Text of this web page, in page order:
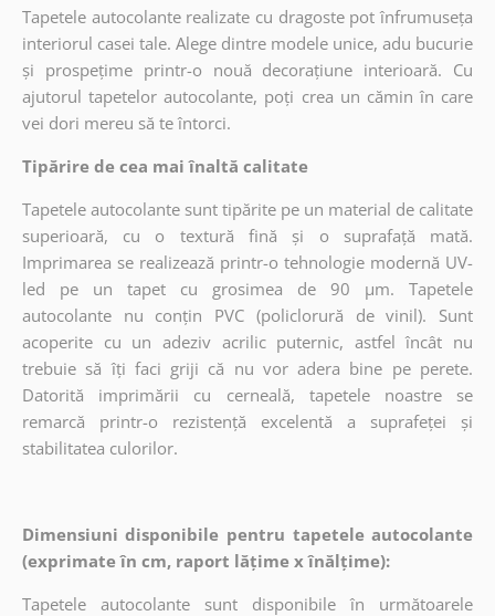
Tapetele autocolante realizate cu dragoste pot înfrumuseța
interiorul casei tale. Alege dintre modele unice, adu bucurie
și prospețime printr-o nouă decorațiune interioară. Cu
ajutorul tapetelor autocolante, poți crea un cămin în care
vei dori mereu să te întorci.
Tipărire de cea mai înaltă calitate
Tapetele autocolante sunt tipărite pe un material de calitate
superioară, cu o textură fină și o suprafață mată.
Imprimarea se realizează printr-o tehnologie modernă UV-
led pe un tapet cu grosimea de 90 µm. Tapetele
autocolante nu conțin PVC (policlorură de vinil). Sunt
acoperite cu un adeziv acrilic puternic, astfel încât nu
trebuie să îți faci griji că nu vor adera bine pe perete.
Datorită imprimării cu cerneală, tapetele noastre se
remarcă printr-o rezistență excelentă a suprafeței și
stabilitatea culorilor.
Dimensiuni disponibile pentru tapetele autocolante
(exprimate în cm, raport lățime x înălțime):
Tapetele autocolante sunt disponibile în următoarele